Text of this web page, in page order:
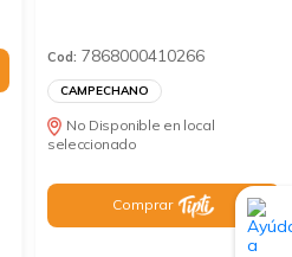
Cod: 7868000410266
CAMPECHANO
No Disponible en local
seleccionado
Comprar